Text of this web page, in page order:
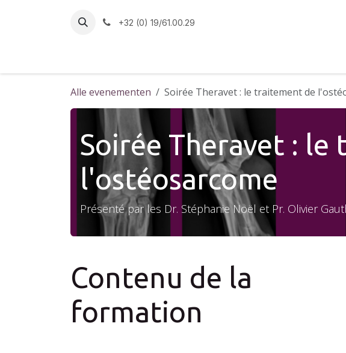
+32 (0) 19/61.00.29
Alle evenementen Soirée Theravet : le traitement de
Soirée Theravet :
l'ostéosarcome
Présenté par les Dr. Stéphanie Noël et Pr. Olivier
Contenu de la
formation